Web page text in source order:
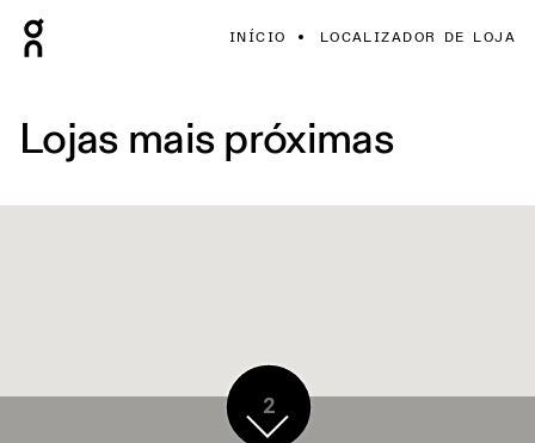
INÍCIO LOCALIZADOR DE LOJA
Lojas mais próximas
2
2